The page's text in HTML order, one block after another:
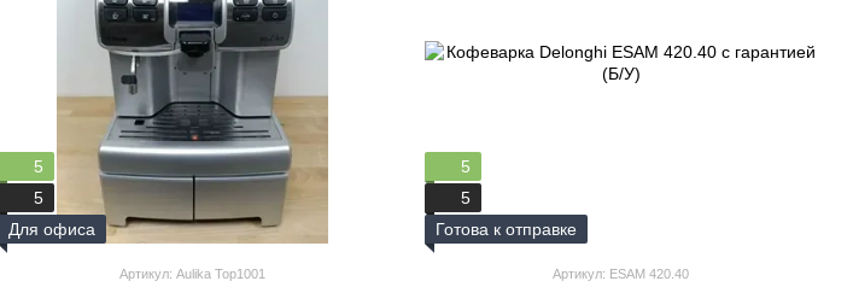
5
5
Для офиса
Артикул: Aulika Top1001
5
5
Готова к отправке
Артикул: ESAM 420.40